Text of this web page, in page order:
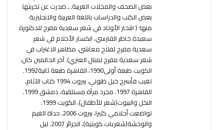
بعض الصحف والمجلات العربية. ـ صدرت عن تجربتها
بعض الكتب والدراسات باللغة العربية والانجليزية
منها؛ ( انتحار الأوتاد في شعر سعدية مفرح للدكتورة
سعيدة خاطر الفارسي، انكسار الأحلام في شعر
سعدية مفرح لفلاح معاشي، مظاهر الاغتراب في
شعر سعدية مفرح لمنال العنزي). آخر الحالمين كان،
الكويت طبعة أولى1990، القاهرة طبعة ثانية1992.
تغيب فأسرج خيل ظنوني، بيروت 1994 كتاب الآثام،
القاهرة 1997. مجرد مرآة مستلقية، دمشق 1999.
النخل والبيوت(شعر للأطفال)، الكويت 1999.
تواضعت أحلامي كثيرا، بيروت 2006. حداة الغيم
والوحشة(شعريات كويتية)، الجزائر 2007. ليل